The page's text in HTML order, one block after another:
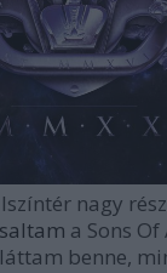
nagy
a Sons
benne,